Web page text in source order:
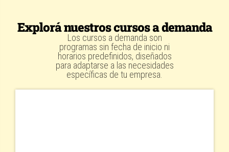
Explorá nuestros cursos a demanda
Los cursos a demanda son
programas sin fecha de inicio ni
horarios predefinidos, diseñados
para adaptarse a las necesidades
específicas de tu empresa.